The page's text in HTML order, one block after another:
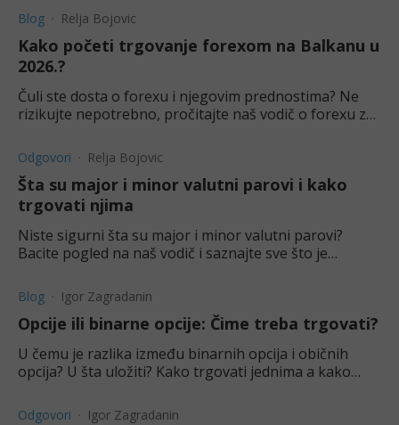
obzir.
Blog Relja Bojovic
Kako početi trgovanje forexom na Balkanu u
2026.?
Čuli ste dosta o forexu i njegovim prednostima? Ne
rizikujte nepotrebno, pročitajte naš vodič o forexu za
Odgovori Relja Bojovic
Šta su major i minor valutni parovi i kako
trgovati njima
Niste sigurni šta su major i minor valutni parovi?
Bacite pogled na naš vodič i saznajte sve što je
Blog Igor Zagradanin
Opcije ili binarne opcije: Čime treba trgovati?
U čemu je razlika između binarnih opcija i običnih
opcija? U šta uložiti? Kako trgovati jednima a kako
Odgovori Igor Zagradanin